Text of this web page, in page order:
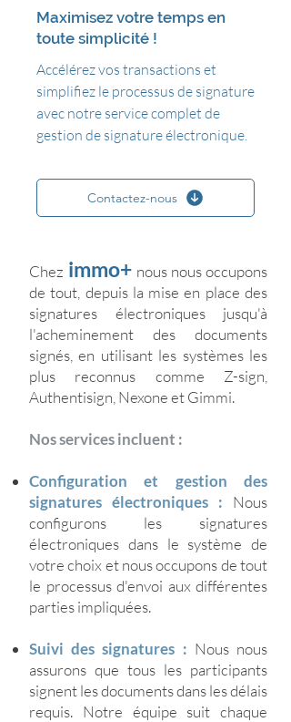
Maximisez votre temps en
toute simplicité !
Accélérez vos transactions et
simplifiez le processus de signature
avec notre service complet de
gestion de signature électronique.
Contactez-nous
Chez immo+ nous nous occupons
de tout, depuis la mise en place des
signatures électroniques jusqu'à
l'acheminement des documents
signés, en utilisant les systèmes les
plus reconnus comme Z-sign,
Authentisign, Nexone et Gimmi.
Nos services incluent :
Configuration et gestion des
signatures électroniques : Nous
configurons les signatures
électroniques dans le système de
votre choix et nous occupons de tout
le processus d'envoi aux différentes
parties impliquées.
Suivi des signatures : Nous nous
assurons que tous les participants
signent les documents dans les délais
requis. Notre équipe suit chaque